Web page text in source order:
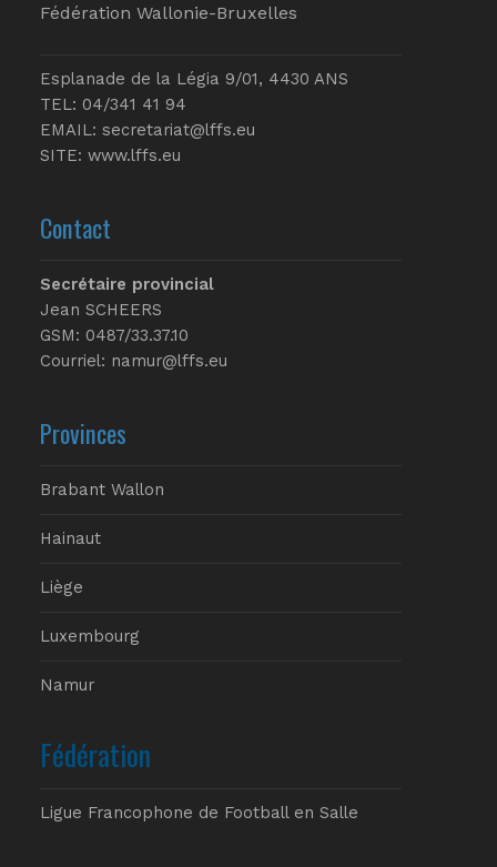
Fédération Wallonie-Bruxelles
Esplanade de la Légia 9/01, 4430 ANS
TEL: 04/341 41 94
EMAIL: secretariat@lffs.eu
SITE: www.lffs.eu
Contact
Secrétaire provincial
Jean SCHEERS
GSM: 0487/33.37.10
Courriel: namur@lffs.eu
Provinces
Brabant Wallon
Hainaut
Liège
Luxembourg
Namur
Fédération
Ligue Francophone de Football en Salle